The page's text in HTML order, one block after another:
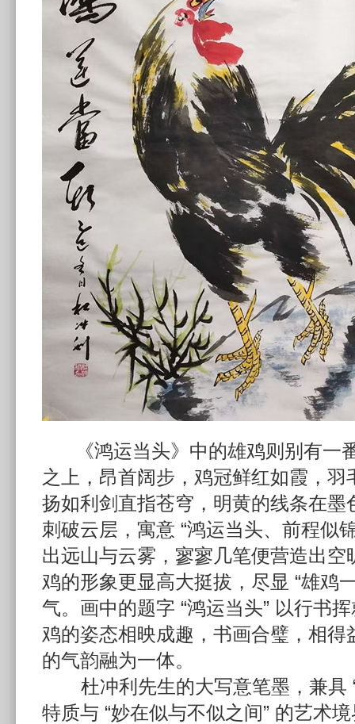
《鸿运当头》中的雄鸡则别有一
之上，昂首阔步，鸡冠鲜红如霞，羽
扬如利剑直指苍穹，明黄的线条在墨
刺破云层，寓意 “鸿运当头、前程似
出远山与云雾，寥寥几笔便营造出空
鸡的形象更显高大挺拔，尽显 “雄鸡
气。画中的题字 “鸿运当头” 以行书
鸡的姿态相映成趣，书画合璧，相得
的气韵融为一体。
杜冲利先生的大写意笔墨，兼具
特质与 “妙在似与不似之间” 的艺术